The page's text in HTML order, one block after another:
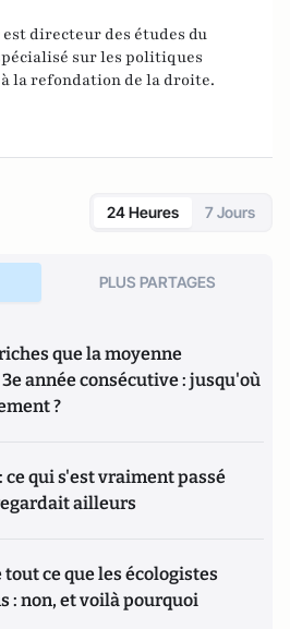
est directeur des études du
sur les politiques
la refondation de la droite.
24 Heures 7 Jours
PLUS PARTAGES
que la moyenne
année consécutive : jusqu'où
?
ce qui s'est vraiment passé
ailleurs
tout ce que les écologistes
: non, et voilà pourquoi